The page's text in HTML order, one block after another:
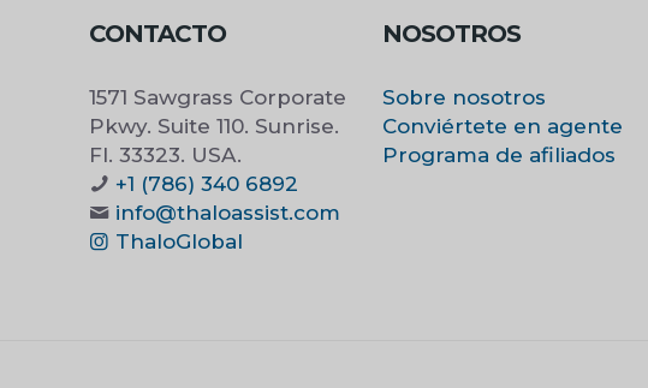
CONTACTO
1571 Sawgrass Corporate
Pkwy. Suite 110. Sunrise.
Fl. 33323. USA.
+1 (786) 340 6892
info@thaloassist.com
ThaloGlobal
NOSOTROS
Sobre nosotros
Conviértete en agente
Programa de afiliados